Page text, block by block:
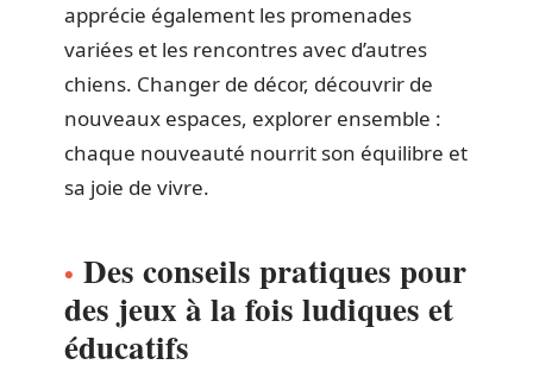
apprécie également les promenades
variées et les rencontres avec d’autres
chiens. Changer de décor, découvrir de
nouveaux espaces, explorer ensemble :
chaque nouveauté nourrit son équilibre et
sa joie de vivre.
Des conseils pratiques pour
des jeux à la fois ludiques et
éducatifs